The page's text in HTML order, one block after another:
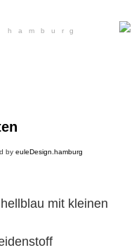
hamburg
by euleDesign.hamburg
mit kleinen